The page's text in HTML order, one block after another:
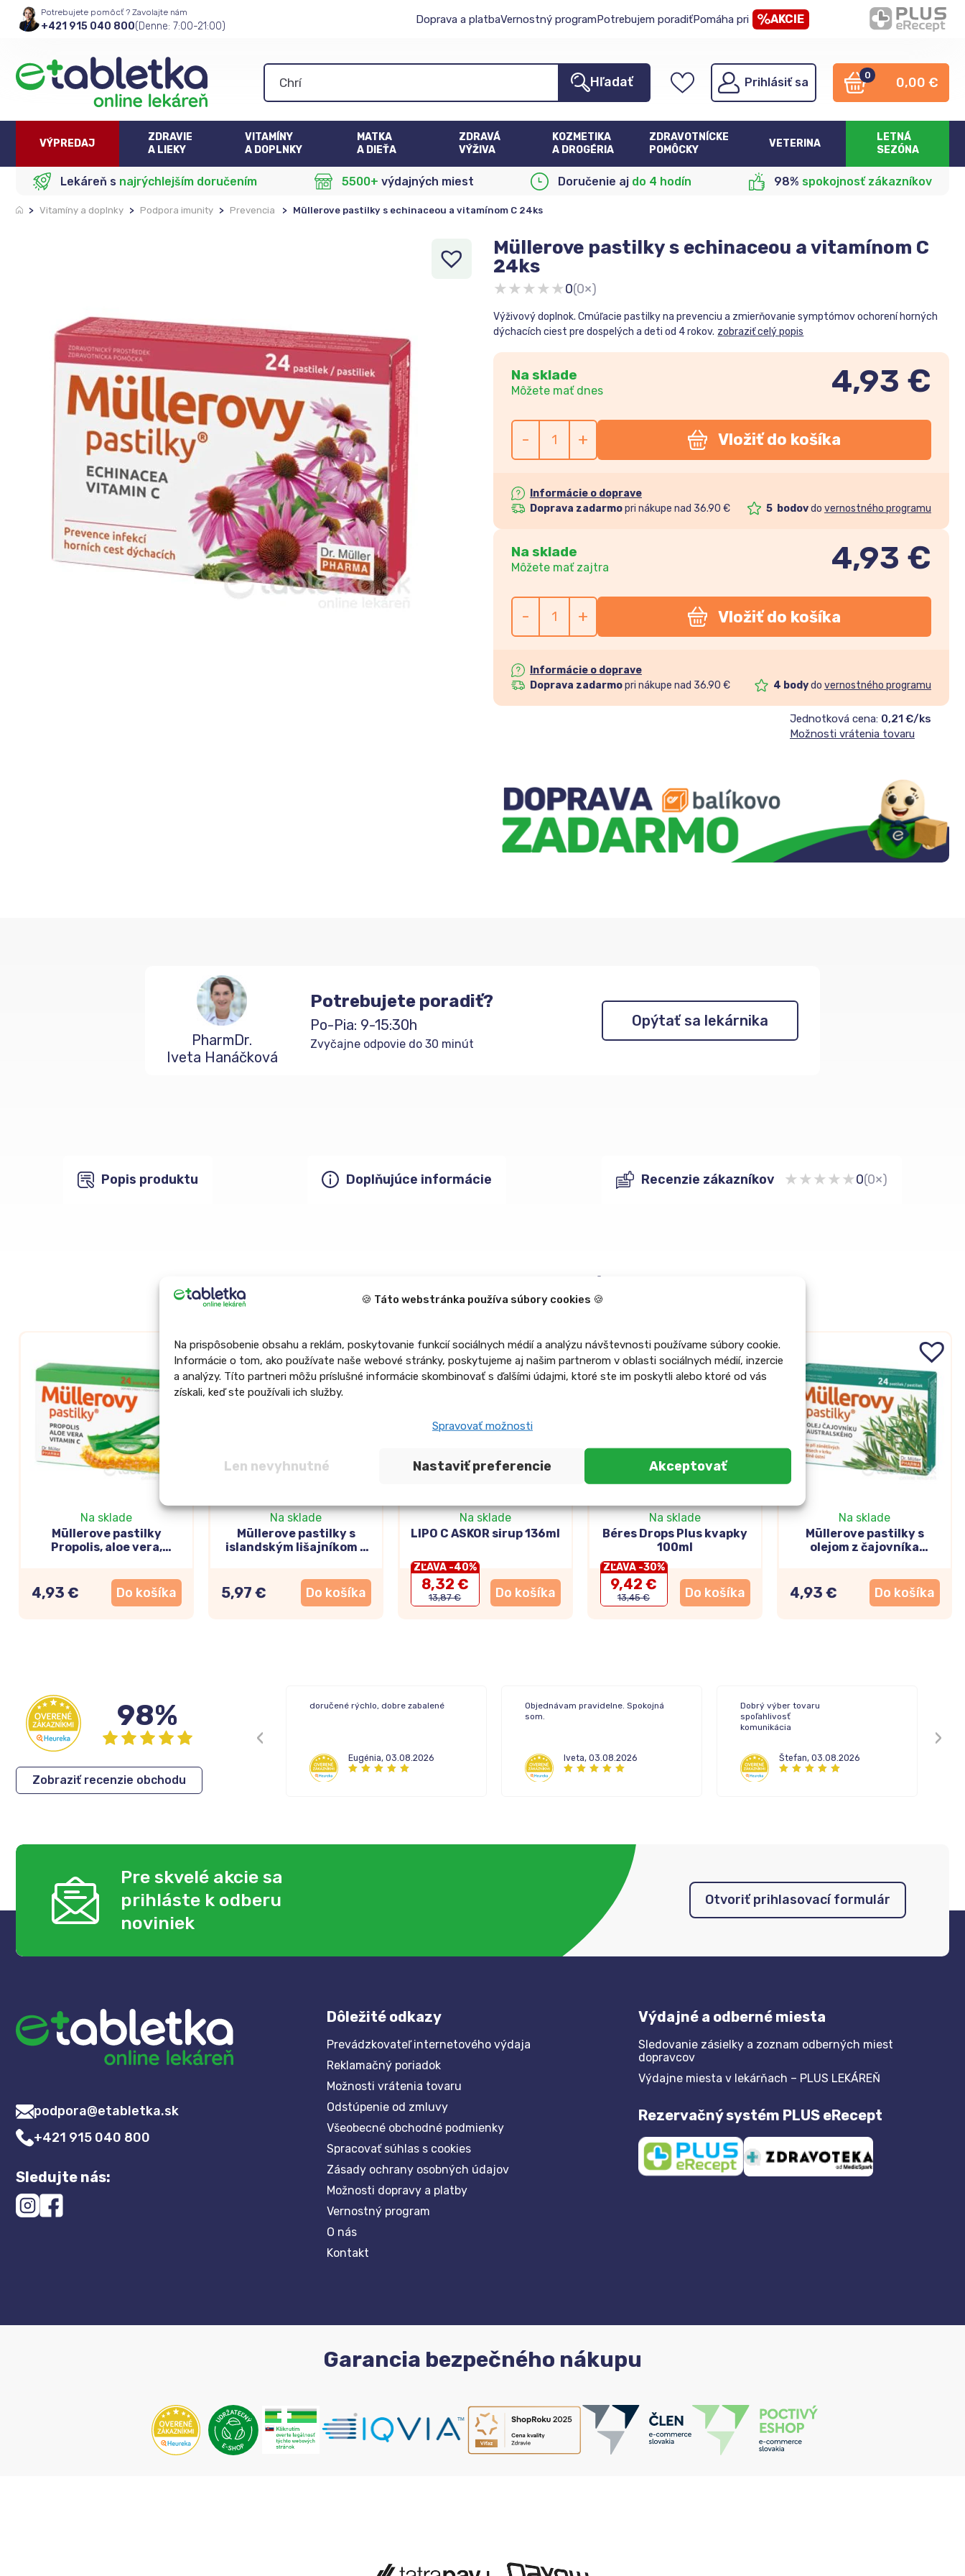
🍪 Táto webstránka používa súbory cookies 🍪
Na prispôsobenie obsahu a reklám, poskytovanie funkcií sociálnych médií a analýzu návštevnosti používame súbory cookie.
Informácie o tom, ako používate naše webové stránky, poskytujeme aj našim partnerom v oblasti sociálnych médií, inzercie
a analýzy. Títo partneri môžu príslušné informácie skombinovať s ďalšími údajmi, ktoré ste im poskytli alebo ktoré od vás
získali, keď ste používali ich služby.
Spravovať možnosti
Akceptovať
Len nevyhnutné Nastaviť preferencie
Potrebujete pomôcť ? Zavolajte nám
+421 915 040 800(Denne: 7:00-21:00)
Doprava a platbaVernostný programPotrebujem poradiťPomáha pri AKCIE
Hľadať Prihlásiť sa
0 0,00 €
VÝPREDAJ
ZDRAVIE
A LIEKY
VITAMÍNY
A DOPLNKY
MATKA
A DIEŤA
ZDRAVÁ
VÝŽIVA
KOZMETIKA
A DROGÉRIA
ZDRAVOTNÍCKE
POMÔCKY
VETERINA
LETNÁ
SEZÓNA
Lekáreň s najrýchlejším doručením 5500+ výdajných miest Doručenie aj do 4 hodín 98% spokojnosť zákazníkov
> Vitamíny a doplnky > Podpora imunity > Prevencia > Müllerove pastilky s echinaceou a vitamínom C 24ks
Müllerove pastilky s echinaceou a vitamínom C
24ks
★★★★★0(0×)
Výživový doplnok. Cmúľacie pastilky na prevenciu a zmierňovanie symptómov ochorení horných
dýchacích ciest pre dospelých a deti od 4 rokov. zobraziť celý popis
Na sklade
Môžete mať dnes 4,93 €
- + Vložiť do košíka
Informácie o doprave
Doprava zadarmopri nákupe nad 36.90 € 5 bodovdo vernostného programu
Na sklade
Môžete mať zajtra 4,93 €
- + Vložiť do košíka
Informácie o doprave
Doprava zadarmopri nákupe nad 36.90 € 4 bodydo vernostného programu
Jednotková cena: 0,21 €/ks
Možnosti vrátenia tovaru
PharmDr.
Iveta Hanáčková
Potrebujete poradiť?
Po-Pia: 9-15:30h
Zvyčajne odpovie do 30 minút
Opýtať sa lekárnika
Popis produktu Doplňujúce informácie Recenzie zákazníkov ★★★★★0(0×)
Na sklade
Müllerove pastilky
Propolis, aloe vera,
4,93 € Do košíka
Na sklade
Müllerove pastilky s
islandským lišajníkom a
5,97 € Do košíka
-40%
Na sklade
LIPO C ASKOR sirup 136ml
ZĽAVA -40%
8,32 €
13,87 € Do košíka
-30%
Na sklade
Béres Drops Plus kvapky
100ml
ZĽAVA -30%
9,42 €
13,45 € Do košíka
Na sklade
Müllerove pastilky s
olejom z čajovníka
4,93 € Do košíka
98%
Zobraziť recenzie obchodu
Tovar vždy príde v poriadku.Sme
spokojny
doručené rýchlo, dobre zabalené
Eugénia, 03.08.2026
Objednávam pravidelne. Spokojná
som.
Iveta, 03.08.2026
Dobrý výber tovaru
spoľahlivosť
komunikácia
Štefan, 03.08.2026
Pre skvelé akcie sa
prihláste k odberu
noviniek
Otvoriť prihlasovací formulár
podpora@etabletka.sk
+421 915 040 800
Sledujte nás:
Dôležité odkazy
Prevádzkovateľ internetového výdaja
Reklamačný poriadok
Možnosti vrátenia tovaru
Odstúpenie od zmluvy
Všeobecné obchodné podmienky
Spracovať súhlas s cookies
Zásady ochrany osobných údajov
Možnosti dopravy a platby
Vernostný program
O nás
Kontakt
Výdajné a odberné miesta
Sledovanie zásielky a zoznam odberných miest
dopravcov
Výdajne miesta v lekárňach – PLUS LEKÁREŇ
Rezervačný systém PLUS eRecept
Garancia bezpečného nákupu